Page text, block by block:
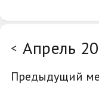
< Апрель
Предыдущий